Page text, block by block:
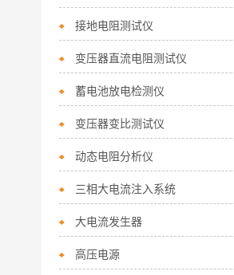
接地电阻测试仪
变压器直流电阻测试仪
蓄电池放电检测仪
变压器变比测试仪
动态电阻分析仪
三相大电流注入系统
大电流发生器
高压电源